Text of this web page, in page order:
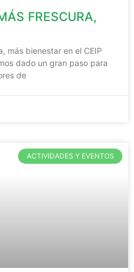
FRESCURA,
más bienestar en el CEIP
dado un gran paso para
de
ACTIVIDADES Y EVENTOS